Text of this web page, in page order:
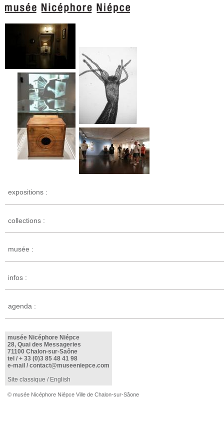
expositions :
collections :
musée :
infos :
agenda :
musée Nicéphore Niépce
28, Quai des Messageries
71100 Chalon-sur-Saône
tel / + 33 (0)3 85 48 41 98
e-mail / contact@museeniepce.com
Site classique / English
© musée Nicéphore Niépce Ville de Chalon-sur-Sâone